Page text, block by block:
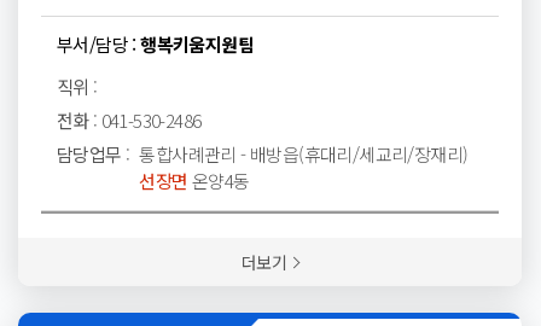
부서/담당 :행복키움지원팀
직위 :
전화: 041-530-2486
담당업무 : 통합사례관리 - 배방읍(휴대리/세교리/장재리)
선장면 온양4동
더보기